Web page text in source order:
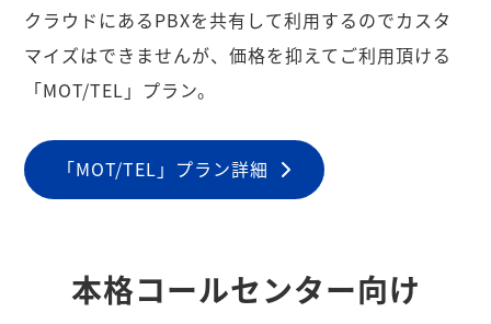
クラウドにあるPBXを共有して利用するのでカスタ
マイズはできませんが、価格を抑えてご利用頂ける
「MOT/TEL」プラン。
「MOT/TEL」プラン詳細
本格コールセンター向け